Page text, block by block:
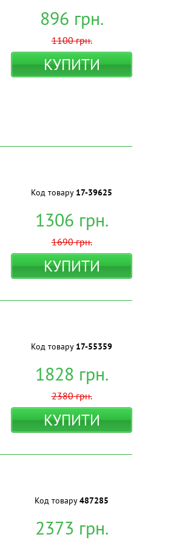
896 грн.
1100грн.
КУПИТИ
Код товару 17-39625
1306 грн.
1690грн.
КУПИТИ
Код товару 17-55359
1828 грн.
2380грн.
КУПИТИ
Код товару487285
2373 грн.